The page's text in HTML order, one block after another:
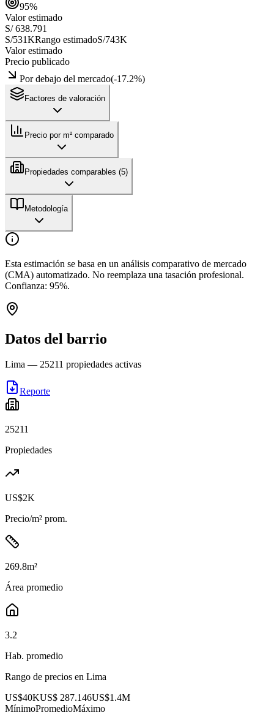
95%
Valor estimado
S/ 638.791
S/531KRango estimadoS/743K
Valor estimado
Precio publicado
Por debajo del mercado(-17.2%)
Factores de valoración
Precio por m² comparado
Propiedades comparables (5)
Metodología
Esta estimación se basa en un análisis comparativo de mercado
(CMA) automatizado. No reemplaza una tasación profesional.
Confianza: 95%.
Datos del barrio
Lima — 25211 propiedades activas
Reporte
25211
Propiedades
US$2K
Precio/m² prom.
269.8m²
Área promedio
3.2
Hab. promedio
Rango de precios en Lima
US$40KUS$ 287.146US$1.4M
MínimoPromedioMáximo